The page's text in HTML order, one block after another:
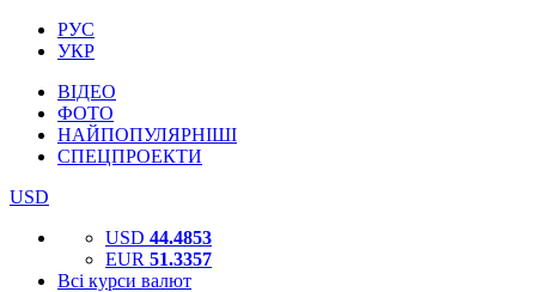
РУС
УКР
ВІДЕО
ФОТО
НАЙПОПУЛЯРНІШІ
СПЕЦПРОЕКТИ
USD
USD 44.4853
EUR 51.3357
Всі курси валют